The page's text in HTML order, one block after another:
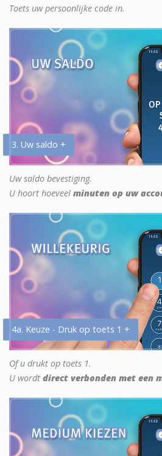
Toets uw persoonlijke code in.
3. Uw saldo +
Uw saldo bevestiging.
U hoort hoeveel minuten op uw
4a. Keuze - Druk op toets 1 +
Of u drukt op toets 1.
U wordt direct verbonden met een